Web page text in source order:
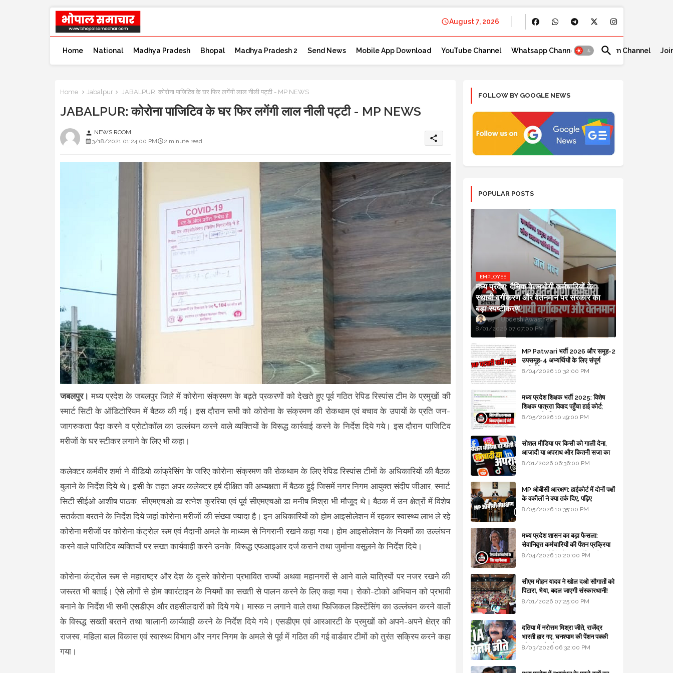
August 7, 2026
Home National Madhya Pradesh Bhopal Madhya Pradesh 2 Send News Mobile App Download YouTube Channel Whatsapp Channel Telegram Channel
Home Jabalpur JABALPUR: कोरोना पाजिटिव के घर फिर लगेंगी लाल नीली पट्टी - MP NEWS
JABALPUR: कोरोना पाजिटिव के घर फिर लगेंगी लाल नीली पट्टी - MP NEWS
person NEWS ROOM
3/18/2021 01:24:00 PM
2 minute read share
जबलपुर।मध्य प्रदेश के जबलपुर जिले में कोरोना संक्रमण के बढ़ते प्रकरणों को देखते हुए पूर्व गठित रेपिड रिस्पांस टीम के प्रमुखों की
स्मार्ट सिटी के ऑडिटोरियम में बैठक की गई। इस दौरान सभी को कोरोना के संक्रमण की रोकथाम एवं बचाव के उपायों के प्रति जन-
जागरुकता पैदा करने व प्रोटोकॉल का उल्लंघन करने वाले व्यक्तियों के विरूद्ध कार्रवाई करने के निर्देश दिये गये। इस दौरान पाजिटिव
मरीजों के घर स्टीकर लगाने के लिए भी कहा।
कलेक्टर कर्मवीर शर्मा ने वीडियो कांफ्रेसिंग के जरिए कोरोना संक्रमण की रोकथाम के लिए रेपिड रिस्पांस टीमों के अधिकारियों की बैठक
बुलाने के निर्देश दिये थे। इसी के तहत अपर कलेक्टर हर्ष दीक्षित की अध्यक्षता में बैठक हुई जिसमें नगर निगम आयुक्त संदीप जीआर, स्मार्ट
सिटी सीईओ आशीष पाठक, सीएमएचओ डा रत्नेश कुररिया एवं पूर्व सीएमएचओ डा मनीष मिश्रा भी मौजूद थे। बैठक में उन क्षेत्रों में विशेष
सतर्कता बरतने के निर्देश दिये जहां कोरोना मरीजों की संख्या ज्यादा है। इन अधिकारियों को होम आइसोलेशन में रहकर स्वास्थ्य लाभ ले रहे
कोरोना मरीजों पर कोरोना कंट्रोल रूम एवं मैदानी अमले के माध्यम से निगरानी रखने कहा गया। होम आइसोलेशन के नियमों का उल्लंघन
करने वाले पाजिटिव व्यक्तियों पर सख्त कार्यवाही करने उनके, विरूद्ध एफआइआर दर्ज कराने तथा जुर्माना वसूलने के निर्देश दिये।
कोरोना कंट्रोल रूम से महाराष्ट्र और देश के दूसरे कोरोना प्रभावित राज्यों अथवा महानगरों से आने वाले यात्रियों पर नजर रखने की
जरूरत भी बताई। ऐसे लोगों से होम क्वारंटाइन के नियमों का सख्ती से पालन करने के लिए कहा गया। रोको-टोको अभियान को प्रभावी
बनाने के निर्देश भी सभी एसडीएम और तहसीलदारों को दिये गये। मास्क न लगाने वाले तथा फिजिकल डिस्टेंसिंग का उल्लंघन करने वालों
के विरूद्ध सख्ती बरतने तथा चालानी कार्यवाही करने के निर्देश दिये गये। एसडीएम एवं आरआरटी के प्रमुखों को अपने-अपने क्षेत्र की
राजस्व, महिला बाल विकास एवं स्वास्थ्य विभाग और नगर निगम के अमले से पूर्व में गठित की गई वार्डवार टीमों को तुरंत सक्रिय करने कहा
गया।
FOLLOW BY GOOGLE NEWS
POPULAR POSTS
EMPLOYEE
मध्य प्रदेश: दैनिक वेतनभोगी कर्मचारियों के
स्थायी वर्गीकरण और वेतनमान पर सरकार का
बड़ा स्पष्टीकरण
Updesh Awasthee
8/01/2026 07:07:00 PM
MP Patwari भर्ती 2026 और समूह-2
उपसमूह-4 अभ्यर्थियों के लिए संपूर्ण
मार्गदर्शिका
8/04/2026 10:32:00 PM
मध्य प्रदेश शिक्षक भर्ती 2025: विशेष
शिक्षक पात्रता विवाद पहुँचा हाई कोर्ट;
सरकार से माँगा जवाब
8/05/2026 10:49:00 PM
सोशल मीडिया पर किसी को गाली देना,
आजादी या अपराध और कितनी सजा का
प्रावधान - free legal advice
8/01/2026 06:36:00 PM
MP ओबीसी आरक्षण: हाईकोर्ट में दोनों पक्षों
के वकीलों ने क्या तर्क दिए, पढ़िए
8/05/2026 10:35:00 PM
मध्य प्रदेश शासन का बड़ा फैसला:
सेवानिवृत्त कर्मचारियों की पेंशन प्रक्रिया
और बजट कोडिंग में हुए क्रांतिकारी
8/04/2026 10:20:00 PM
सीएम मोहन यादव ने खोल दओ सौगातों को
पिटारा, भैया, बदल जाएगी संस्कारधानी!
8/01/2026 07:25:00 PM
दतिया में नरोत्तम मिश्रा जीते, राजेंद्र
भारती हार गए, घनश्याम की पेंशन पक्की
और आशुतोष बैक टू...
8/03/2026 06:32:00 PM